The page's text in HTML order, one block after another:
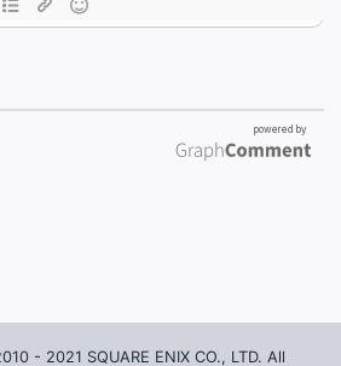
- 2021 SQUARE ENIX CO., LTD. All